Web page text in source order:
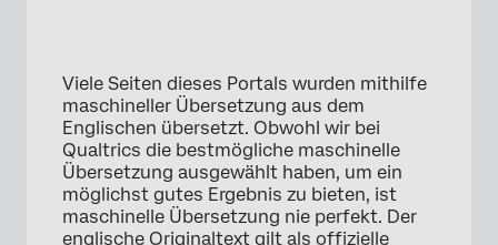
Viele Seiten dieses Portals wurden mithilfe
maschineller Übersetzung aus dem
Englischen übersetzt. Obwohl wir bei
Qualtrics die bestmögliche maschinelle
Übersetzung ausgewählt haben, um ein
möglichst gutes Ergebnis zu bieten, ist
maschinelle Übersetzung nie perfekt. Der
englische Originaltext gilt als offizielle